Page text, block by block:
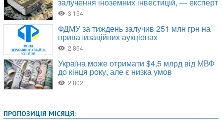
ПРОПОЗИЦІЯ МІСЯЦЯ: